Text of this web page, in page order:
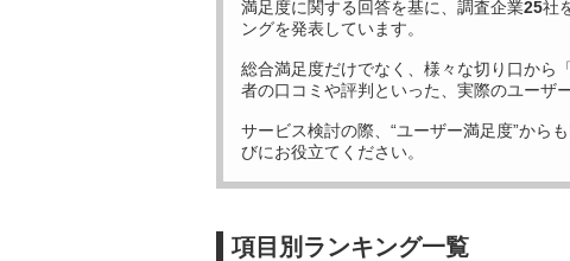
満足度に関する回答を基に、調査企業25社
ングを発表しています。
総合満足度だけでなく、様々な切り口から「
者の口コミや評判といった、実際のユーザ
サービス検討の際、“ユーザー満足度”から
びにお役立てください。
項目別ランキング一覧